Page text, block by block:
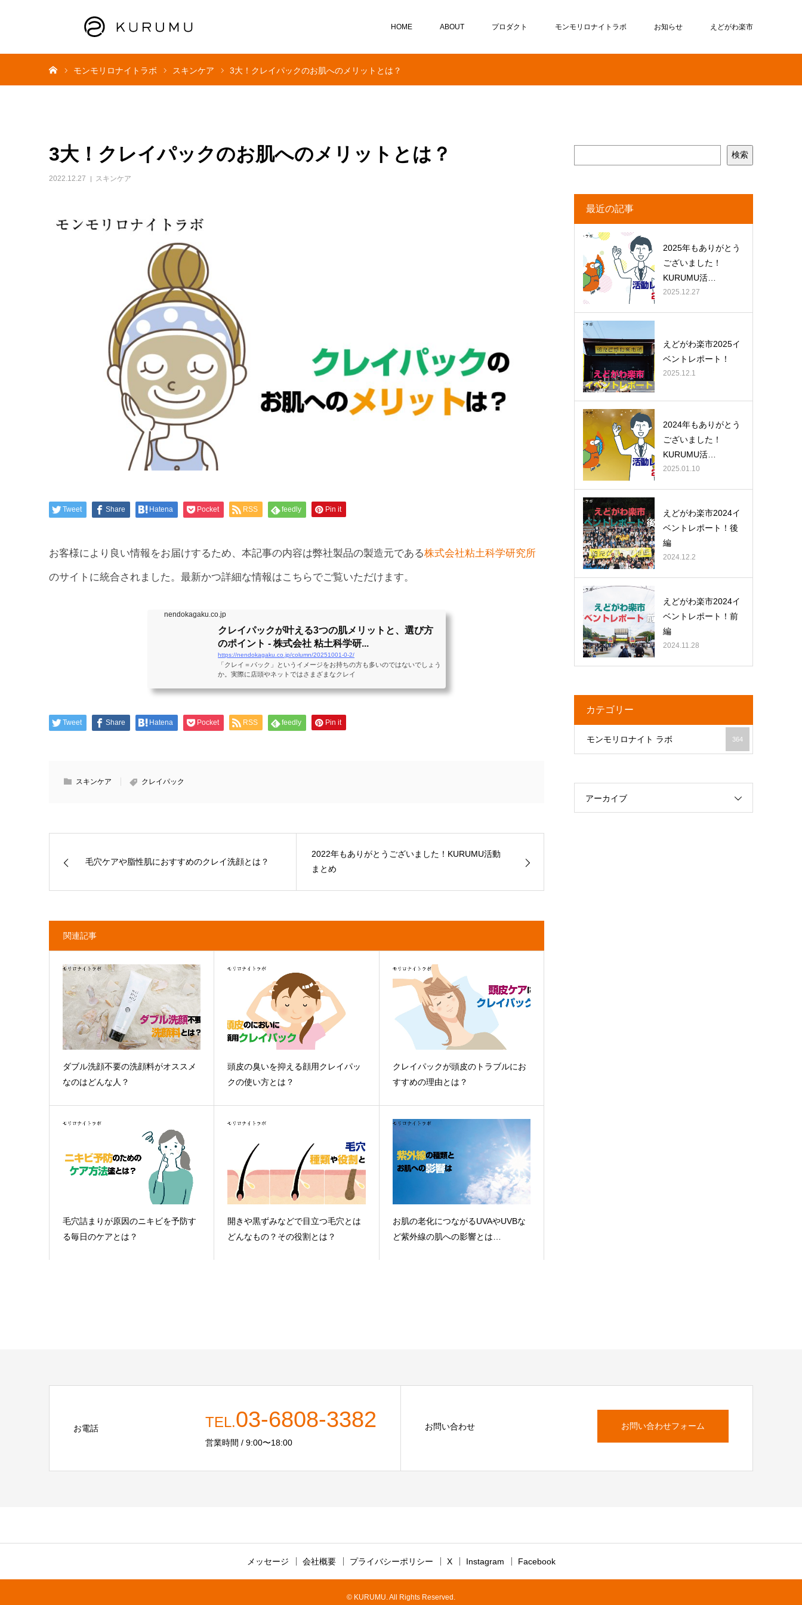
HOME ABOUT プロダクト モンモリロナイトラボ お知らせ えどがわ楽市
モンモリロナイトラボ スキンケア 3大！クレイパックのお肌へのメリットとは？
3大！クレイパックのお肌へのメリットとは？
2022.12.27 スキンケア
Tweet Share Hatena Pocket RSS feedly Pin it
お客様により良い情報をお届けするため、本記事の内容は弊社製品の製造元である株式会社粘土科学研究所
のサイトに統合されました。最新かつ詳細な情報はこちらでご覧いただけます。
nendokagaku.co.jp
クレイパックが叶える3つの肌メリットと、選び方
のポイント - 株式会社 粘土科学研...
https://nendokagaku.co.jp/column/20251001-0-2/
「クレイ＝パック」というイメージをお持ちの方も多いのではないでしょう
か。実際に店頭やネットではさまざまなクレイ
Tweet Share Hatena Pocket RSS feedly Pin it
スキンケア クレイパック
毛穴ケアや脂性肌におすすめのクレイ洗顔とは？
2022年もありがとうございました！KURUMU活動
まとめ
関連記事
ダブル洗顔不要の洗顔料がオススメ
なのはどんな人？
頭皮の臭いを抑える顔用クレイパッ
クの使い方とは？
クレイパックが頭皮のトラブルにお
すすめの理由とは？
毛穴詰まりが原因のニキビを予防す
る毎日のケアとは？
開きや黒ずみなどで目立つ毛穴とは
どんなもの？その役割とは？
お肌の老化につながるUVAやUVBな
ど紫外線の肌への影響とは…
検索
最近の記事
2025年もありがとう
ございました！
KURUMU活…
2025.12.27
えどがわ楽市2025イ
ベントレポート！
2025.12.1
2024年もありがとう
ございました！
KURUMU活…
2025.01.10
えどがわ楽市2024イ
ベントレポート！後
編
2024.12.2
えどがわ楽市2024イ
ベントレポート！前
編
2024.11.28
カテゴリー
モンモリロナイト ラボ 364
アーカイブ
お電話 TEL.03-6808-3382
営業時間 / 9:00〜18:00
お問い合わせ お問い合わせフォーム
メッセージ 会社概要 プライバシーポリシー X Instagram Facebook
© KURUMU. All Rights Reserved.